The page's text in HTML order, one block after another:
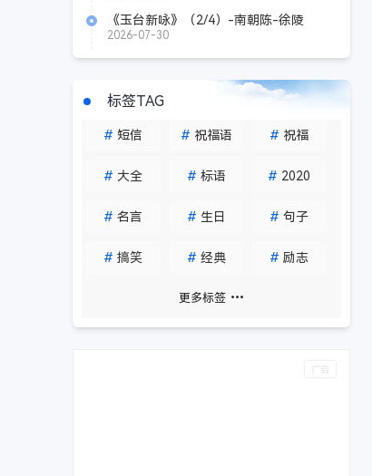
《玉台新咏》（2/4）-南朝陈-徐陵
2026-07-30
标签TAG
# 短信 # 祝福语 # 祝福
# 大全 # 标语 # 2020
# 名言 # 生日 # 句子
# 搞笑 # 经典 # 励志
更多标签